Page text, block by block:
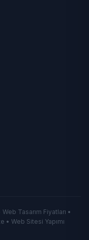
Tasarım Fiyatları •
• Web Sitesi Yapımı